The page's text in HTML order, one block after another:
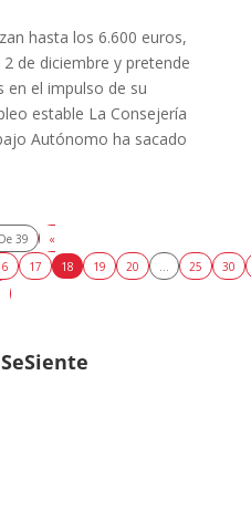
hasta los 6.600 euros,
de diciembre y pretende
en el impulso de su
estable La Consejería
Autónomo ha sacado
39
«
17 18 19 20 25
30